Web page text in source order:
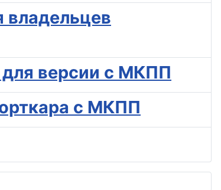
владельцев
для версии с МКПП
с МКПП